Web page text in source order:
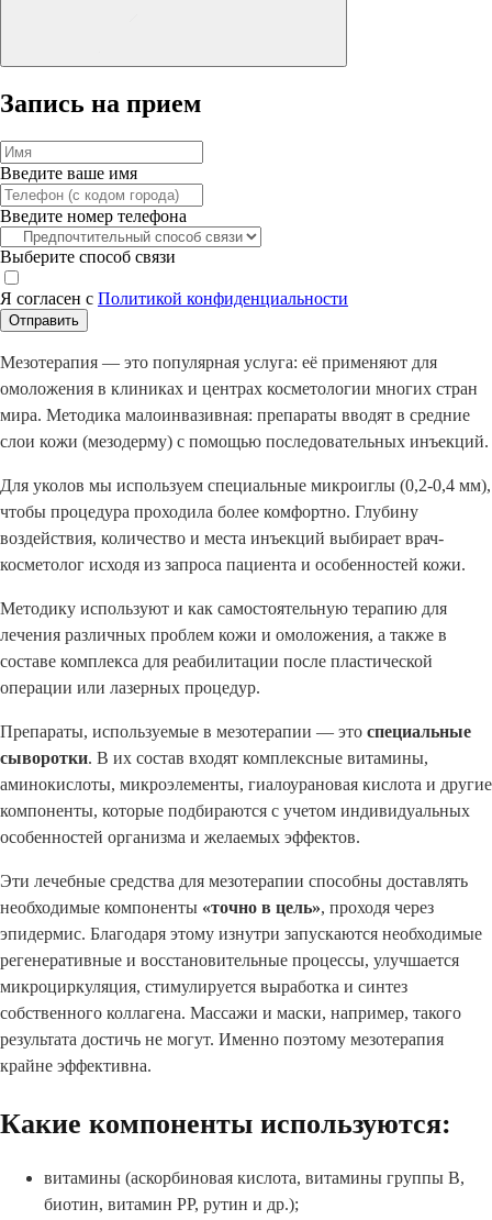
Запись на прием
Введите ваше имя
Введите номер телефона
Выберите способ связи
Я согласен с Политикой конфиденциальности
Отправить
Мезотерапия — это популярная услуга: её применяют для
омоложения в клиниках и центрах косметологии многих стран
мира. Методика малоинвазивная: препараты вводят в средние
слои кожи (мезодерму) с помощью последовательных инъекций.
Для уколов мы используем специальные микроиглы (0,2-0,4 мм),
чтобы процедура проходила более комфортно. Глубину
воздействия, количество и места инъекций выбирает врач-
косметолог исходя из запроса пациента и особенностей кожи.
Методику используют и как самостоятельную терапию для
лечения различных проблем кожи и омоложения, а также в
составе комплекса для реабилитации после пластической
операции или лазерных процедур.
Препараты, используемые в мезотерапии — это специальные
сыворотки. В их состав входят комплексные витамины,
аминокислоты, микроэлементы, гиалоурановая кислота и другие
компоненты, которые подбираются с учетом индивидуальных
особенностей организма и желаемых эффектов.
Эти лечебные средства для мезотерапии способны доставлять
необходимые компоненты «точно в цель», проходя через
эпидермис. Благодаря этому изнутри запускаются необходимые
регенеративные и восстановительные процессы, улучшается
микроциркуляция, стимулируется выработка и синтез
собственного коллагена. Массажи и маски, например, такого
результата достичь не могут. Именно поэтому мезотерапия
крайне эффективна.
Какие компоненты используются:
витамины (аскорбиновая кислота, витамины группы В,
биотин, витамин РР, рутин и др.);